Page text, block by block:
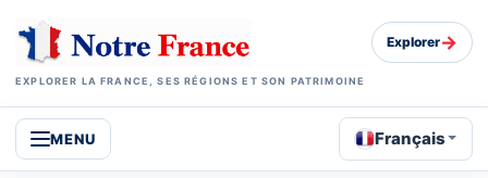
EXPLORER LA FRANCE, SES RÉGIONS ET SON PATRIMOINE
Explorer→
MENU Français